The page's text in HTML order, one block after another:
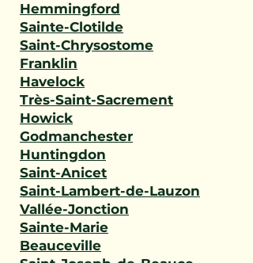
Hemmingford
Sainte-Clotilde
Saint-Chrysostome
Franklin
Havelock
Très-Saint-Sacrement
Howick
Godmanchester
Huntingdon
Saint-Anicet
Saint-Lambert-de-Lauzon
Vallée-Jonction
Sainte-Marie
Beauceville